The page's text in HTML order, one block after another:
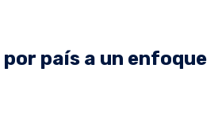
país a un enfoque